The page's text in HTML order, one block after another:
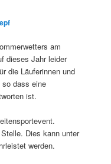
am
dieses Jahr leider
die Läuferinnen und
dass eine
ist.
Dies kann unter
werden.